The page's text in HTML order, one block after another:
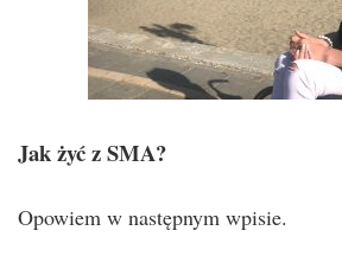
Jak żyć z SMA?
Opowiem w następnym wpisie.